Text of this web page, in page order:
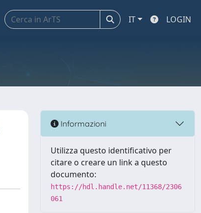
IT LOGIN
Informazioni
Utilizza questo identificativo per
citare o creare un link a questo
documento:
https://hdl.handle.net/11368/2306
061